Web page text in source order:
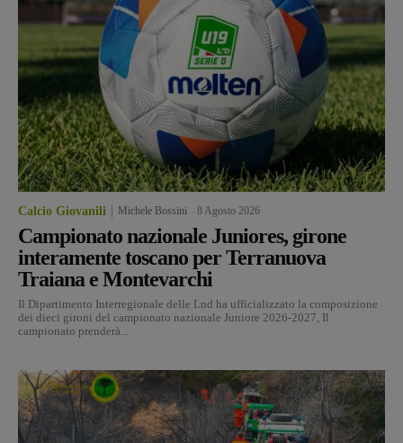
Calcio Giovanili Michele Bossini 8 Agosto 2026
Campionato nazionale Juniores, girone
interamente toscano per Terranuova
Traiana e Montevarchi
Il Dipartimento Interregionale delle Lnd ha ufficializzato la composizione
dei dieci gironi del campionato nazionale Juniore 2026-2027, Il
campionato prenderà...